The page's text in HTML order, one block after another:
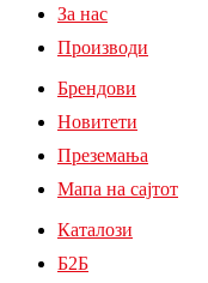
За нас
Производи
Брендови
Новитети
Преземања
Мапа на сајтот
Каталози
Б2Б